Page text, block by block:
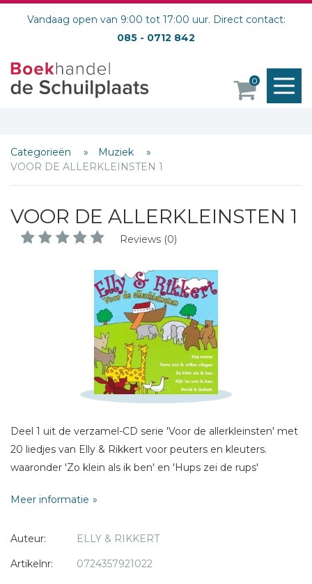
Vandaag open van 9:00 tot 17:00 uur. Direct contact:
085 - 0712 842
0
Categorieën
Muziek
VOOR DE ALLERKLEINSTEN 1
VOOR DE ALLERKLEINSTEN 1
Reviews (0)
Deel 1 uit de verzamel-CD serie 'Voor de allerkleinsten' met
20 liedjes van Elly & Rikkert voor peuters en kleuters.
waaronder 'Zo klein als ik ben' en 'Hups zei de rups'
Meer informatie
Auteur:
ELLY & RIKKERT
Artikelnr:
0724357921022
Schrijf hieronder je review!